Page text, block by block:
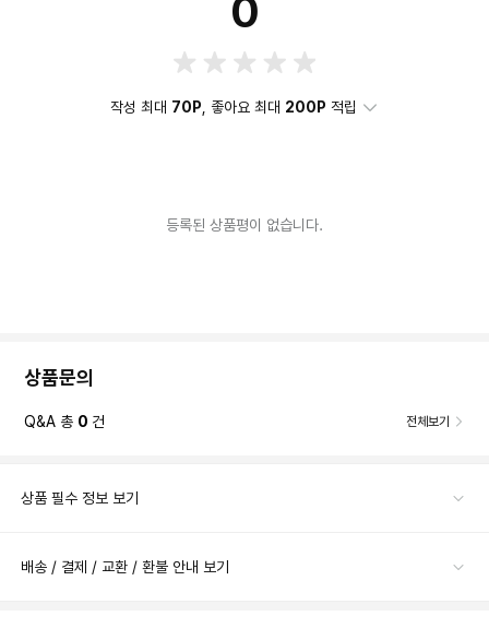
0
작성 최대 70P , 좋아요 최대 200P 적립
등록된 상품평이 없습니다.
상품문의
Q&A 총 0 건 전체보기
상품 필수 정보 보기
배송 / 결제 / 교환 / 환불 안내 보기